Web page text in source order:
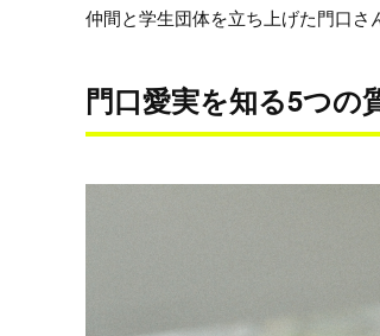
仲間と学生団体を立ち上げた門口さ
門口愛実を知る5つの